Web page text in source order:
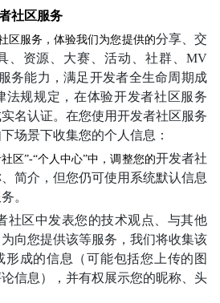
社区服务
区服务，体验我们为您提供的分享、交
、资源、大赛、活动、社群、MV
务能力，满足开发者全生命周期成
法规规定，在体验开发者社区服务
名认证。在您使用开发者社区服务
场景下收集您的个人信息：
区”-“个人中心”中，调整您的开发者社
简介，但您仍可使用系统默认信息
。
社区中发表您的技术观点、与其他
向您提供该等服务，我们将收集该
形成的信息（可能包括您上传的图
信息），并有权展示您的昵称、头